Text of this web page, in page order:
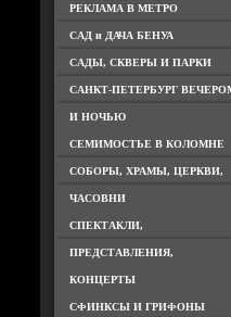
РЕКЛАМА В МЕТРО
САД и ДАЧА БЕНУА
САДЫ, СКВЕРЫ И ПАРКИ
САНКТ-ПЕТЕРБУРГ
И НОЧЬЮ
СЕМИМОСТЬЕ В КОЛОМНЕ
СОБОРЫ, ХРАМЫ, ЦЕРКВИ,
ЧАСОВНИ
СПЕКТАКЛИ,
ПРЕДСТАВЛЕНИЯ,
КОНЦЕРТЫ
СФИНКСЫ И ГРИФОНЫ